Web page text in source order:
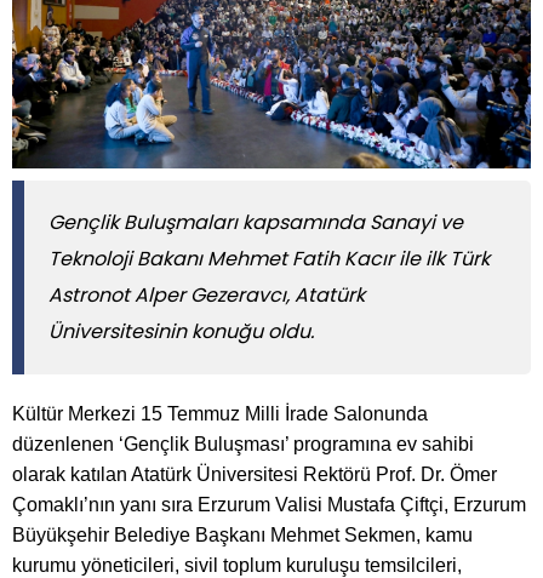
Gençlik Buluşmaları kapsamında Sanayi ve
Teknoloji Bakanı Mehmet Fatih Kacır ile ilk Türk
Astronot Alper Gezeravcı, Atatürk
Üniversitesinin konuğu oldu.
Kültür Merkezi 15 Temmuz Milli İrade Salonunda
düzenlenen ‘Gençlik Buluşması’ programına ev sahibi
olarak katılan Atatürk Üniversitesi Rektörü Prof. Dr. Ömer
Çomaklı’nın yanı sıra Erzurum Valisi Mustafa Çiftçi, Erzurum
Büyükşehir Belediye Başkanı Mehmet Sekmen, kamu
kurumu yöneticileri, sivil toplum kuruluşu temsilcileri,